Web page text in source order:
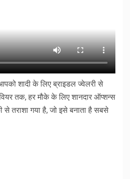
शादी के लिए ब्राइडल ज्वेलरी से
तक, हर मौके के लिए शानदार ऑप्शन्स
से तराशा गया है, जो इसे बनाता है सबसे